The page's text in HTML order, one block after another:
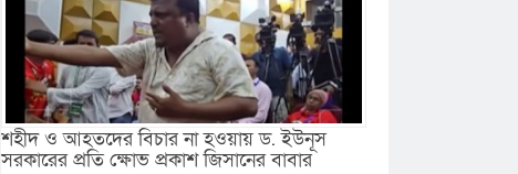
শহীদ ও আহতদের বিচার না হওয়ায় ড. ইউনূস
সরকারের প্রতি ক্ষোভ প্রকাশ জিসানের বাবার